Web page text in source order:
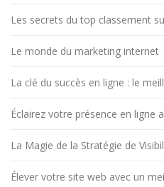
Les secrets du top classement
Le monde du marketing internet
La clé du succès en ligne : le
Éclairez votre présence en ligne
La Magie de la Stratégie de
Élever votre site web avec un